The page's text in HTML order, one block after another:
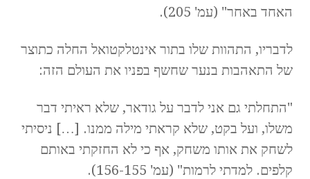
האחד באחר" (עמ' 205).
לדבריו, התהוות שלו בתור אינטלקטואל החלה כתוצר
של התאהבות בנער שחשף בפניו את העולם הזה:
"התחלתי גם אני לדבר על גודאר, שלא ראיתי דבר
משלו, ועל בקט, שלא קראתי מילה ממנו. […] ניסיתי
לשחק את אותו משחק, אף כי לא החזקתי באותם
קלפים. למדתי לרמות" (עמ' 156-155).